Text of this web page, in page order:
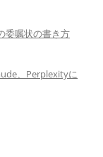
委嘱状の書き方
、Perplexityに